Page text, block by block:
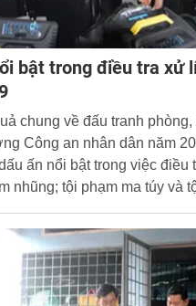
bật trong điều tra xử
chung về đấu tranh
Công an nhân dân năm
ấn nổi bật trong việc điều
nhũng; tội phạm ma túy và